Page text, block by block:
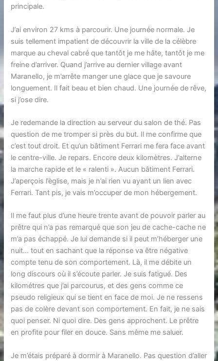
principale.
J’ai environ 27 kms à parcourir. Une journée normale. Je
suis tellement impatient de découvrir la ville de la célèbre
marque au cheval cabré que tantôt je me hâte, tantôt je me
freine d’arriver. Quand j’arrive au dernier village avant
Maranello, je m’arrête manger une glace que je savoure
longuement. Il fait beau et bien chaud. Une journée de rêve,
si j’ose dire.
Je redemande la direction au serveur du salon de thé. Pas
question de me tromper si près du but. Il me confirme que
c’est tout droit. Et qu’un bâtiment Ferrari me fera face avant
le centre-ville. Je repars. Encore deux kilomètres. J’alterne
la marche rapide et le « ralenti ». Aucun bâtiment Ferrari.
J’aperçois l’èglise, mais je n’ai rien vu ayant un lien avec
Ferrari. Tant pis, je vais m’occuper de mon hébergement.
Il me faut plus d’une heure trente avant de pouvoir parler au
prêtre qui n’a pas remarqué que son jeu de cache-cache ne
m’a pas échappé. Je lui demande si il peut m’héberger une
nuit… tout en sachant que la réponse va être négative
compte tenu de son comportement. Là, il me débite un
long discours où il s’écoute parler. Je suis fatigué. Des
kilométres que j’ai parcourus, et des gens comme ce
pseudo religieux qui se tient en face de moi. Je ne ressens
pas de colère devant son comportement. En fait, je ne sais
quoi penser. Ni quoi dire. Des gens approchent. Le prêtre
en profite pour filer en douce. Sans même me saluer.
Je m’étais préparé à dormir à Maranello. Pas question d’aller